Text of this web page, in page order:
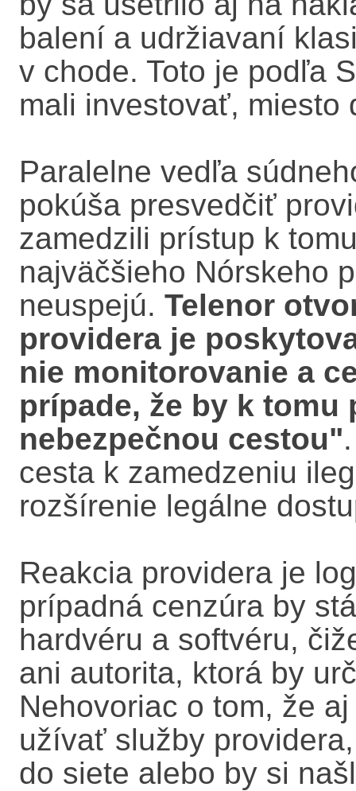
balení a udržiavaní
v chode. Toto je podľa
mali investovať, miesto
Paralelne vedľa
pokúša presvedčiť
zamedzili prístup k
najväčšieho Nórskeho
neuspejú. Telenor
providera je
nie monitorovanie a
prípade, že by k
nebezpečnou cestou"
cesta k zamedzeniu
rozšírenie legálne
Reakcia providera je
prípadná cenzúra by
hardvéru a softvéru,
ani autorita, ktorá by
Nehovoriac o tom, že
užívať služby
do siete alebo by si